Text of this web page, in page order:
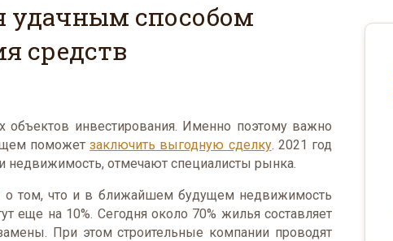
удачным способом
средств
инвестирования. Именно поэтому важно
поможетзаключить выгодную сделку. 2021 год
недвижимость, отмечают специалисты рынка.
о том, что и в ближайшем будущем недвижимость
еще на 10%. Сегодня около 70% жилья составляет
При этом строительные компании проводят